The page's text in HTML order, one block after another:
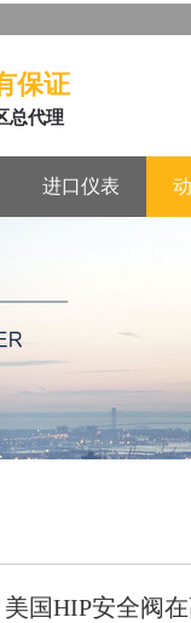
保证
总代理
进口仪表
美国HIP安全阀